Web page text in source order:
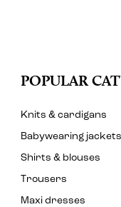
POPULAR
Knits & cardigans
Babywearing jackets
Shirts & blouses
Trousers
Maxi dresses